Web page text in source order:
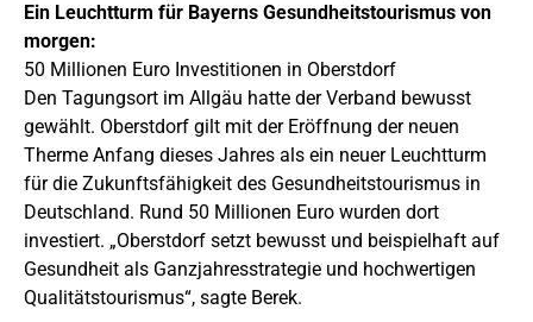
Ein Leuchtturm für Bayerns Gesundheitstourismus von
morgen:
50 Millionen Euro Investitionen in Oberstdorf
Den Tagungsort im Allgäu hatte der Verband bewusst
gewählt. Oberstdorf gilt mit der Eröffnung der neuen
Therme Anfang dieses Jahres als ein neuer Leuchtturm
für die Zukunftsfähigkeit des Gesundheitstourismus in
Deutschland. Rund 50 Millionen Euro wurden dort
investiert. „Oberstdorf setzt bewusst und beispielhaft auf
Gesundheit als Ganzjahresstrategie und hochwertigen
Qualitätstourismus“, sagte Berek.